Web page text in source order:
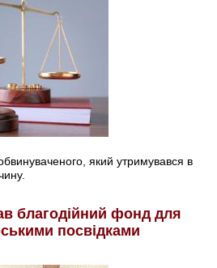
який утримувався в
благодійний фонд для
посвідками